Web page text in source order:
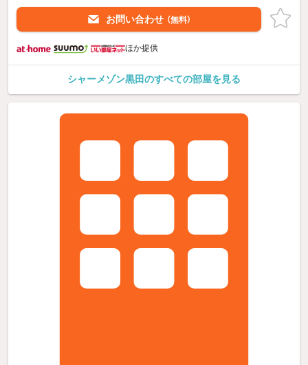
お問い合わせ （無料）
ほか提供
シャーメゾン黒田のすべての部屋を見る